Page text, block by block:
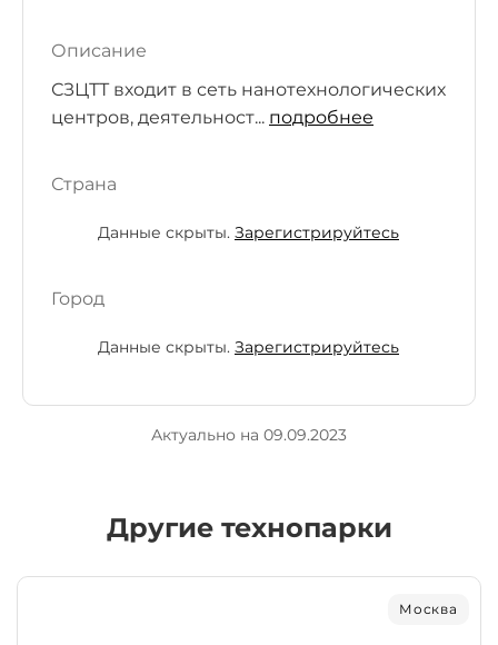
Описание
СЗЦТТ входит в сеть нанотехнологических
центров, деятельност... подробнее
Страна
Данные скрыты. Зарегистрируйтесь
Город
Данные скрыты. Зарегистрируйтесь
Актуально на 09.09.2023
Другие технопарки
Москва